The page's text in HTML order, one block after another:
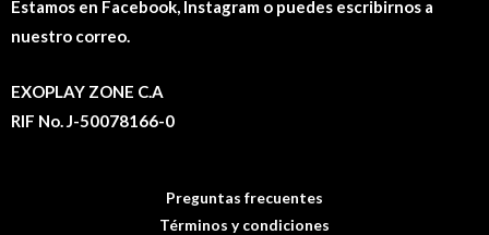
Estamos en Facebook, Instagram o puedes escribirnos a
nuestro correo.
EXOPLAY ZONE C.A
RIF No. J-50078166-0
Preguntas frecuentes
Términos y condiciones